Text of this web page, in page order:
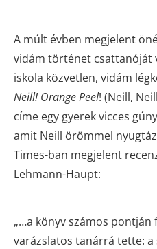
A múlt évben megjelent
vidám történet csattanóját
iskola közvetlen, vidám
Neill! Orange Peel! (Neill,
címe egy gyerek vicces
amit Neill örömmel
Times-ban megjelent
Lehmann-Haupt:
„…a könyv számos pontján
varázslatos tanárrá tette: a